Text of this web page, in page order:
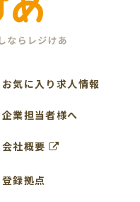
お気に入り求人情報
企業担当者様へ
会社概要
登録拠点